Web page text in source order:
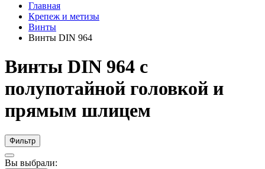
Главная
Крепеж и метизы
Винты
Винты DIN 964
Винты DIN 964 с
полупотайной головкой и
прямым шлицем
Фильтр
Вы выбрали: